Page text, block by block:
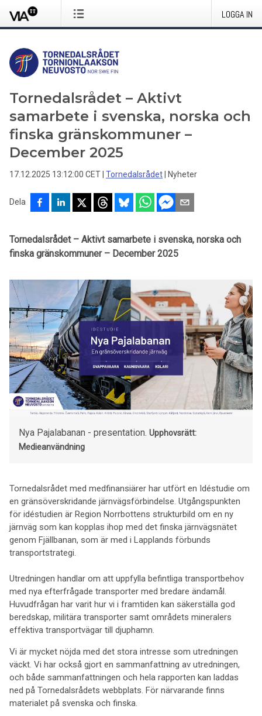
LOGGA IN
Tornedalsrådet – Aktivt
samarbete i svenska, norska och
finska gränskommuner –
December 2025
17.12.2025 13:12:00 CET Tornedalsrådet Nyheter
Dela
Tornedalsrådet – Aktivt samarbete i svenska, norska och
finska gränskommuner – December 2025
Nya Pajalabanan - presentation. Upphovsrätt:
Medieanvändning
Tornedalsrådet med medfinansiärer har utfört en Idéstudie om
en gränsöverskridande järnvägsförbindelse. Utgångspunkten
för idéstudien är Region Norrbottens strukturbild om en ny
järnväg som kan kopplas ihop med det finska järnvägsnätet
genom Fjällbanan, som är med i Lapplands förbunds
transportstrategi.
Utredningen handlar om att uppfylla befintliga transportbehov
med nya efterfrågade transporter med bredare ändamål.
Huvudfrågan har varit hur vi i framtiden kan säkerställa god
beredskap, militära transporter samt områdets mineralers
effektiva transportvägar till djuphamn.
Vi är mycket nöjda med det stora intresse som utredningen
väckt. Vi har också gjort en sammanfattning av utredningen,
och både sammanfattningen och hela rapporten kan laddas
ned på Tornedalsrådets webbplats. För närvarande finns
materialet på svenska och finska.